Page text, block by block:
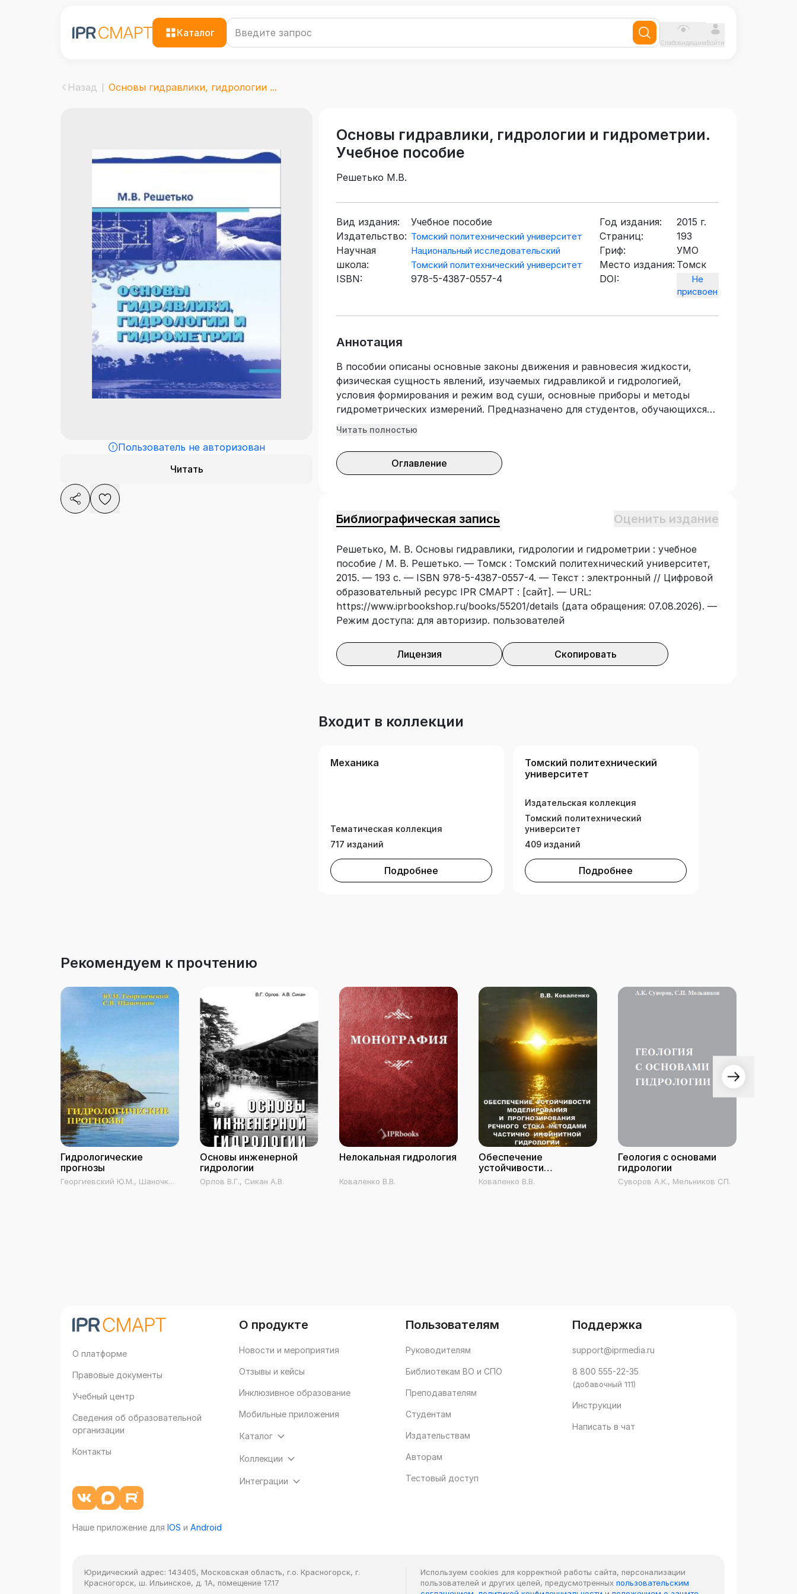
Каталог
СлабовидящимВойти
Назад Основы гидравлики, гидрологии ...
Пользователь не авторизован
Читать
Основы гидравлики, гидрологии и гидрометрии.
Учебное пособие
Решетько М.В.
Вид издания:
Учебное пособие
Издательство: Томский политехнический университет
Научная
школа:
Национальный исследовательский
Томский политехнический университет
ISBN: 978-5-4387-0557-4
Год издания:
2015 г.
Страниц:
193
Гриф:
УМО
Место издания: Томск
DOI:
Не
присвоен
Аннотация
В пособии описаны основные законы движения и равновесия жидкости,
физическая сущность явлений, изучаемых гидравликой и гидрологией,
условия формирования и режим вод суши, основные приборы и методы
гидрометрических измерений. Предназначено для студентов, обучающихся
по специальности 130101 «Прикладная геология», специализация 130101.2
очной и заочной форм обучения.
Читать полностью
Оглавление
Библиографическая запись Оценить издание
Решетько, М. В. Основы гидравлики, гидрологии и гидрометрии : учебное
пособие / М. В. Решетько. — Томск : Томский политехнический университет,
2015. — 193 с. — ISBN 978-5-4387-0557-4. — Текст : электронный // Цифровой
образовательный ресурс IPR СМАРТ : [сайт]. — URL:
https://www.iprbookshop.ru/books/55201/details (дата обращения: 07.08.2026). —
Режим доступа: для авторизир. пользователей
Лицензия Скопировать
Входит в коллекции
Механика
Тематическая коллекция
717 изданий
Подробнее
Томский политехнический
университет
Издательская коллекция
Томский политехнический
университет
409 изданий
Подробнее
Рекомендуем к прочтению
Гидрологические
прогнозы
Георгиевский Ю.М., Шаночкин
Основы инженерной
гидрологии
Орлов В.Г., Сикан А.В.
Нелокальная гидрология
Коваленко В.В.
Обеспечение
устойчивости
моделирования и
Коваленко В.В.
Геология с основами
гидрологии
Суворов А.К., Мельников СП.
О платформе
Правовые документы
Учебный центр
Сведения об образовательной
организации
Контакты
Наше приложение для IOS и Android
О продукте
Новости и мероприятия
Отзывы и кейсы
Инклюзивное образование
Мобильные приложения
Каталог
Коллекции
Интеграции
Пользователям
Руководителям
Библиотекам ВО и СПО
Преподавателям
Студентам
Издательствам
Авторам
Тестовый доступ
Поддержка
support@iprmedia.ru
8 800 555-22-35
(добавочный 111)
Инструкции
Написать в чат
Юридический адрес: 143405, Московская область, г.о. Красногорск, г.
Красногорск, ш. Ильинское, д. 1А, помещение 17.17
Используем cookies для корректной работы сайта, персонализации
пользователей и других целей, предусмотренных пользовательским